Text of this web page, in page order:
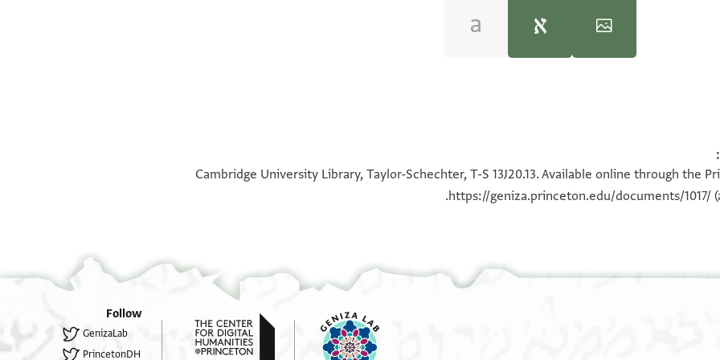
100%
Cambridge University Library, Taylor-Schechter, T-S 13J20.13. Available online through the
https://geniza.princeton.edu/documents/1017/
Follow
GenizaLab
PrincetonDH